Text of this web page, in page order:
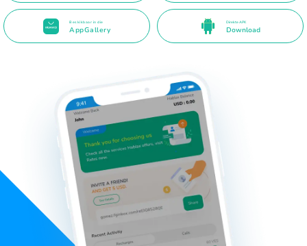
Beskikbaar in die
AppGallery
Direkte APK
Download